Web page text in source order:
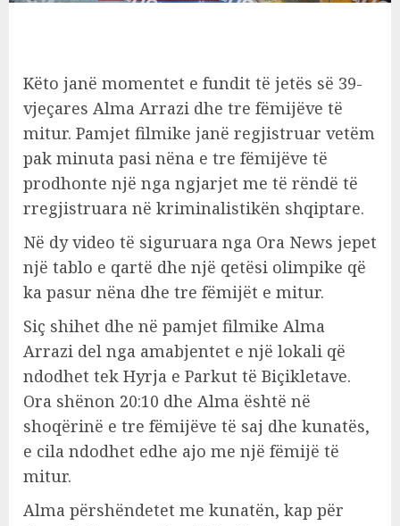
Këto janë momentet e fundit të jetës së 39-
vjeçares Alma Arrazi dhe tre fëmijëve të
mitur. Pamjet filmike janë regjistruar vetëm
pak minuta pasi nëna e tre fëmijëve të
prodhonte një nga ngjarjet me të rëndë të
rregjistruara në kriminalistikën shqiptare.
Në dy video të siguruara nga Ora News jepet
një tablo e qartë dhe një qetësi olimpike që
ka pasur nëna dhe tre fëmijët e mitur.
Siç shihet dhe në pamjet filmike Alma
Arrazi del nga amabjentet e një lokali që
ndodhet tek Hyrja e Parkut të Biçikletave.
Ora shënon 20:10 dhe Alma është në
shoqërinë e tre fëmijëve të saj dhe kunatës,
e cila ndodhet edhe ajo me një fëmijë të
mitur.
Alma përshëndetet me kunatën, kap për